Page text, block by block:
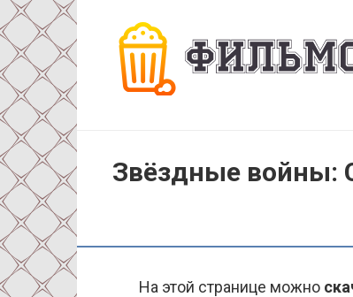
Перейти
к
контенту
Звёздные войны:
На этой странице можно